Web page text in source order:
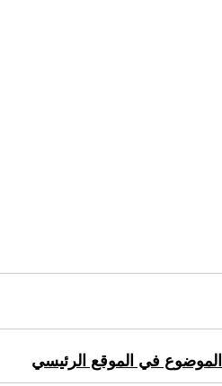
في الموقع الرئيسي